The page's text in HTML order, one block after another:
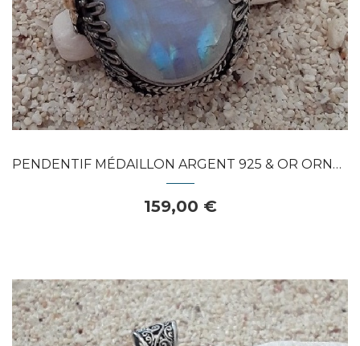
PENDENTIF MÉDAILLON ARGENT 925 & OR ORNE...
159,00 €